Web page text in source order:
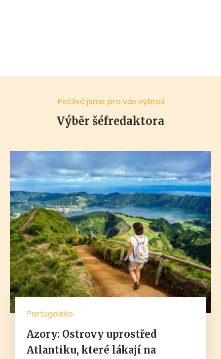
Pečlivě jsme pro vás vybrali
Výběr šéfredaktora
Portugalsko
Azory: Ostrovy uprostřed
Atlantiku, které lákají na